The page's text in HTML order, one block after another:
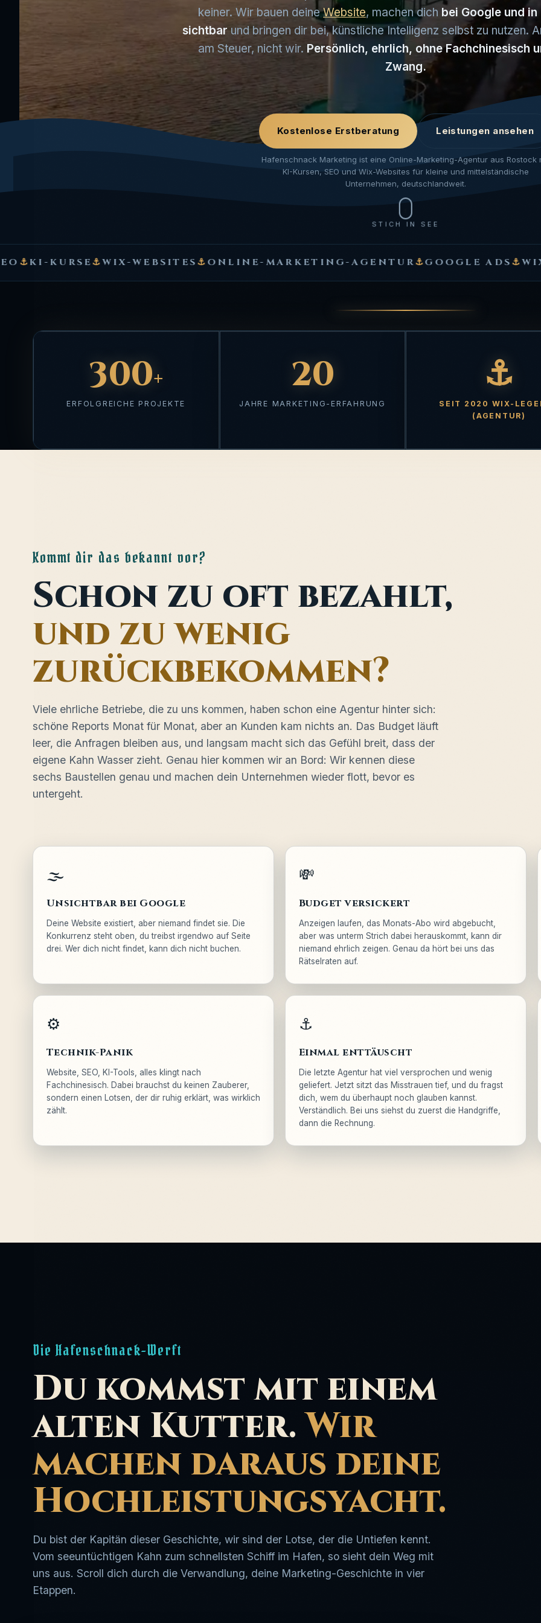
✒️ Buch schreiben mit KI
✉️
keiner. Wir bauen deineWebsite, machen dich bei Google und
sichtbar und bringen dir bei, künstliche Intelligenz selbst zu nutzen.
am Steuer, nicht wir. Persönlich, ehrlich, ohne Fachchinesisch
Zwang.
Kostenlose Erstberatung Leistungen ansehen
Hafenschnack Marketing ist eine Online-Marketing-Agentur aus Rostock
KI-Kursen, SEO und Wix-Websites für kleine und mittelständische
Unternehmen, deutschlandweit.
STICH IN SEE
⚓WIX-WEBSITES⚓ONLINE-MARKETING-AGENTUR⚓GOOGLE ADS⚓ WIX-
300+
ERFOLGREICHE PROJEKTE
20
JAHRE MARKETING-ERFAHRUNG
Über 20 Jahre Marketing-Erfahrung
⚓
SEIT 2020 WIX-
(AGENTUR)
Kommt dir das bekannt vor?
Schon zu oft bezahlt,
und zu wenig
zurückbekommen?
Viele ehrliche Betriebe, die zu uns kommen, haben schon eine Agentur hinter sich:
schöne Reports Monat für Monat, aber an Kunden kam nichts an. Das Budget läuft
leer, die Anfragen bleiben aus, und langsam macht sich das Gefühl breit, dass der
eigene Kahn Wasser zieht. Genau hier kommen wir an Bord: Wir kennen diese
sechs Baustellen genau und machen dein Unternehmen wieder flott, bevor es
untergeht.
🌫️
Unsichtbar bei Google
Deine Website existiert, aber niemand findet sie. Die
Konkurrenz steht oben, du treibst irgendwo auf Seite
drei. Wer dich nicht findet, kann dich nicht buchen.
💸
Budget versickert
Anzeigen laufen, das Monats-Abo wird abgebucht,
aber was unterm Strich dabei herauskommt, kann dir
niemand ehrlich zeigen. Genau da hört bei uns das
Rätselraten auf.
⚙️
Technik-Panik
Website, SEO, KI-Tools, alles klingt nach
Fachchinesisch. Dabei brauchst du keinen Zauberer,
sondern einen Lotsen, der dir ruhig erklärt, was wirklich
zählt.
⚓
Einmal enttäuscht
Die letzte Agentur hat viel versprochen und wenig
geliefert. Jetzt sitzt das Misstrauen tief, und du fragst
dich, wem du überhaupt noch glauben kannst.
Verständlich. Bei uns siehst du zuerst die Handgriffe,
dann die Rechnung.
Die Hafenschnack-Werft
Du kommst mit einem
alten Kutter.Wir
machen daraus deine
Hochleistungsyacht.
Du bist der Kapitän dieser Geschichte, wir sind der Lotse, der die Untiefen kennt.
Vom seeuntüchtigen Kahn zum schnellsten Schiff im Hafen, so sieht dein Weg mit
uns aus. Scroll dich durch die Verwandlung, deine Marketing-Geschichte in vier
Etappen.